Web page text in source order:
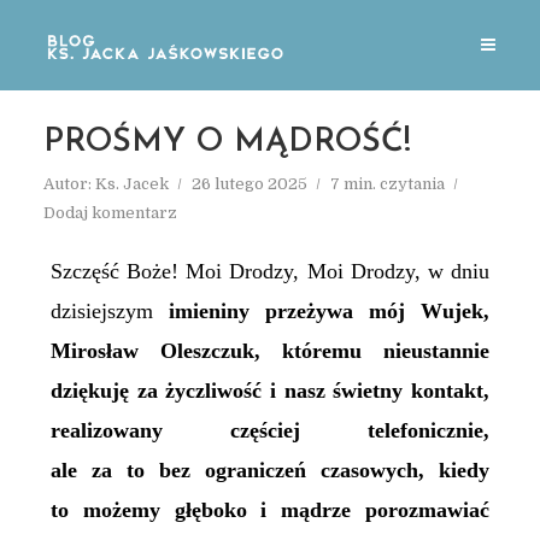
PROŚMY O MĄDROŚĆ!
Autor: Ks. Jacek 26 lutego 2025
7 min. czytania
Dodaj komentarz
Szczęść Boże! Moi Drodzy, Moi Drodzy, w dniu
dzisiejszym imieniny przeżywa mój Wujek,
Mirosław Oleszczuk, któremu nieustannie
dziękuję za życzliwość i nasz świetny kontakt,
realizowany częściej telefonicznie,
ale za to bez ograniczeń czasowych, kiedy
to możemy głęboko i mądrze porozmawiać